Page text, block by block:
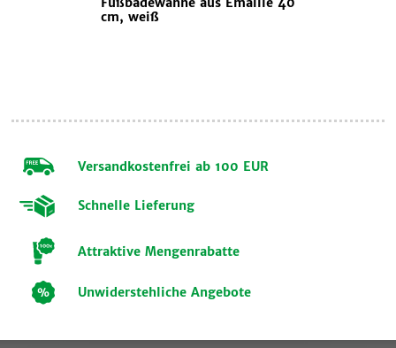
cm, weiß
Versandkostenfrei ab 100 EUR
Schnelle Lieferung
Attraktive Mengenrabatte
Unwiderstehliche Angebote